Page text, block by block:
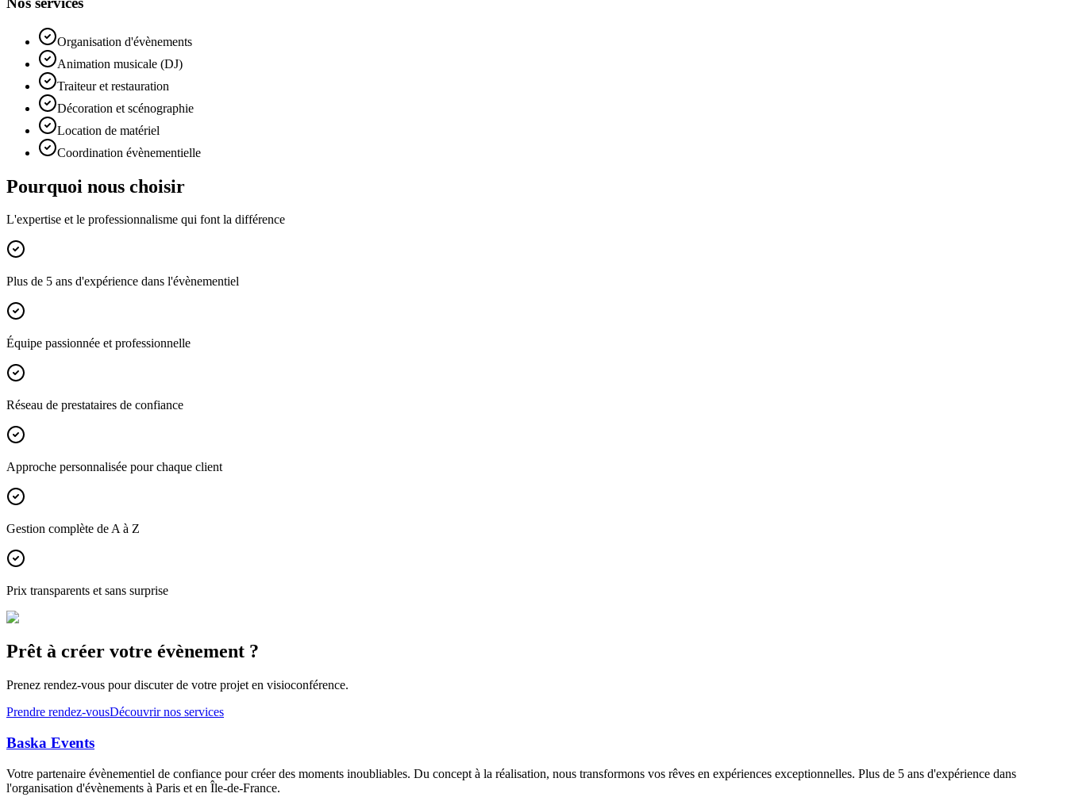
Organisation d'évènements
Animation musicale (DJ)
Traiteur et restauration
Décoration et scénographie
Location de matériel
Coordination évènementielle
Pourquoi nous choisir
L'expertise et le professionnalisme qui font la différence
Plus de 5 ans d'expérience dans l'évènementiel
Équipe passionnée et professionnelle
Réseau de prestataires de confiance
Approche personnalisée pour chaque client
Gestion complète de A à Z
Prix transparents et sans surprise
Prêt à créer votre évènement ?
Prenez rendez-vous pour discuter de votre projet en visioconférence.
Prendre rendez-vousDécouvrir nos services
Baska Events
Votre partenaire évènementiel de confiance pour créer des moments inoubliables. Du concept à la réalisation, nous transformons vos rêves en expériences exceptionnelles. Plus de 5 ans d'expérience dans
l'organisation d'évènements à Paris et en Île-de-France.